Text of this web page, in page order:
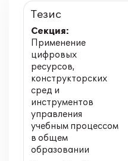
Тезис
Секция:
Применение
цифровых
ресурсов,
конструкторских
сред и
инструментов
управления
учебным процессом
в общем
образовании